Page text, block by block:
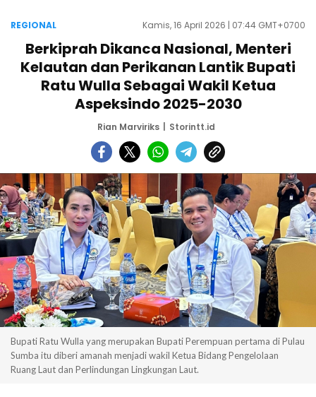
REGIONAL Kamis, 16 April 2026 | 07:44 GMT+0700
Berkiprah Dikanca Nasional, Menteri
Kelautan dan Perikanan Lantik Bupati
Ratu Wulla Sebagai Wakil Ketua
Aspeksindo 2025-2030
Rian Marviriks Storintt.id
Bupati Ratu Wulla yang merupakan Bupati Perempuan pertama di Pulau
Sumba itu diberi amanah menjadi wakil Ketua Bidang Pengelolaan
Ruang Laut dan Perlindungan Lingkungan Laut.